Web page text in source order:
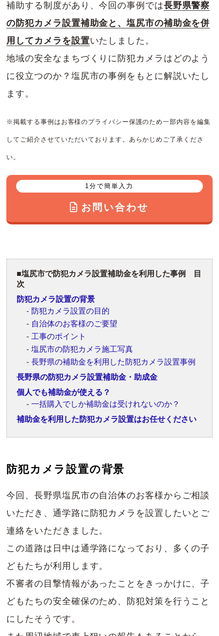
補助する制度があり、今回の事例では長野県警察
の防犯カメラ設置補助金と、塩尻市の補助金を併
用してカメラを設置いたしました。
地域の安全なまちづくりに防犯カメラはどのよう
に役立つのか？塩尻市の事例をもとに解説いたし
ます。
※掲載する事例はお客様のプライバシー保護のため一部内容を編集
してご紹介させていただいております。あらかじめご了承くださ
い。
1分で簡単入力
お問い合わせ
塩尻市で防犯カメラ設置補助金を利用した事例 目
次
防犯カメラ設置の背景
防犯カメラ設置の目的
自治体のお客様のご要望
工事のポイント
塩尻市の防犯カメラ施工写真
長野県の補助金を利用した防犯カメラ設置事例
長野県の防犯カメラ設置補助金・助成金
個人でも補助金が使える？
一括購入でしか補助金は受けれないのか？
補助金を利用した防犯カメラ設置はお任せください
防犯カメラ設置の背景
今回、長野県塩尻市の自治体のお客様からご相談
いただき、通学路に防犯カメラを設置したいとご
連絡をいただきました。
この道路は日中は通学路になっており、多くの子
どもたちが利用します。
不審者の目撃情報があったことをきっかけに、子
どもたちの安全確保のため、防犯対策を行うこと
にしたそうです。